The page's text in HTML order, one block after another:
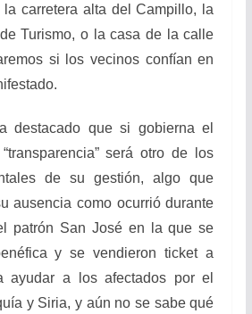
carretera alta del Campillo, la
Turismo, o la casa de la calle
si los vecinos confían en
destacado que si gobierna el
será otro de los
de su gestión, algo que
ausencia como ocurrió durante
patrón San José en la que se
y se vendieron ticket a
ayudar a los afectados por el
y Siria, y aún no se sabe qué